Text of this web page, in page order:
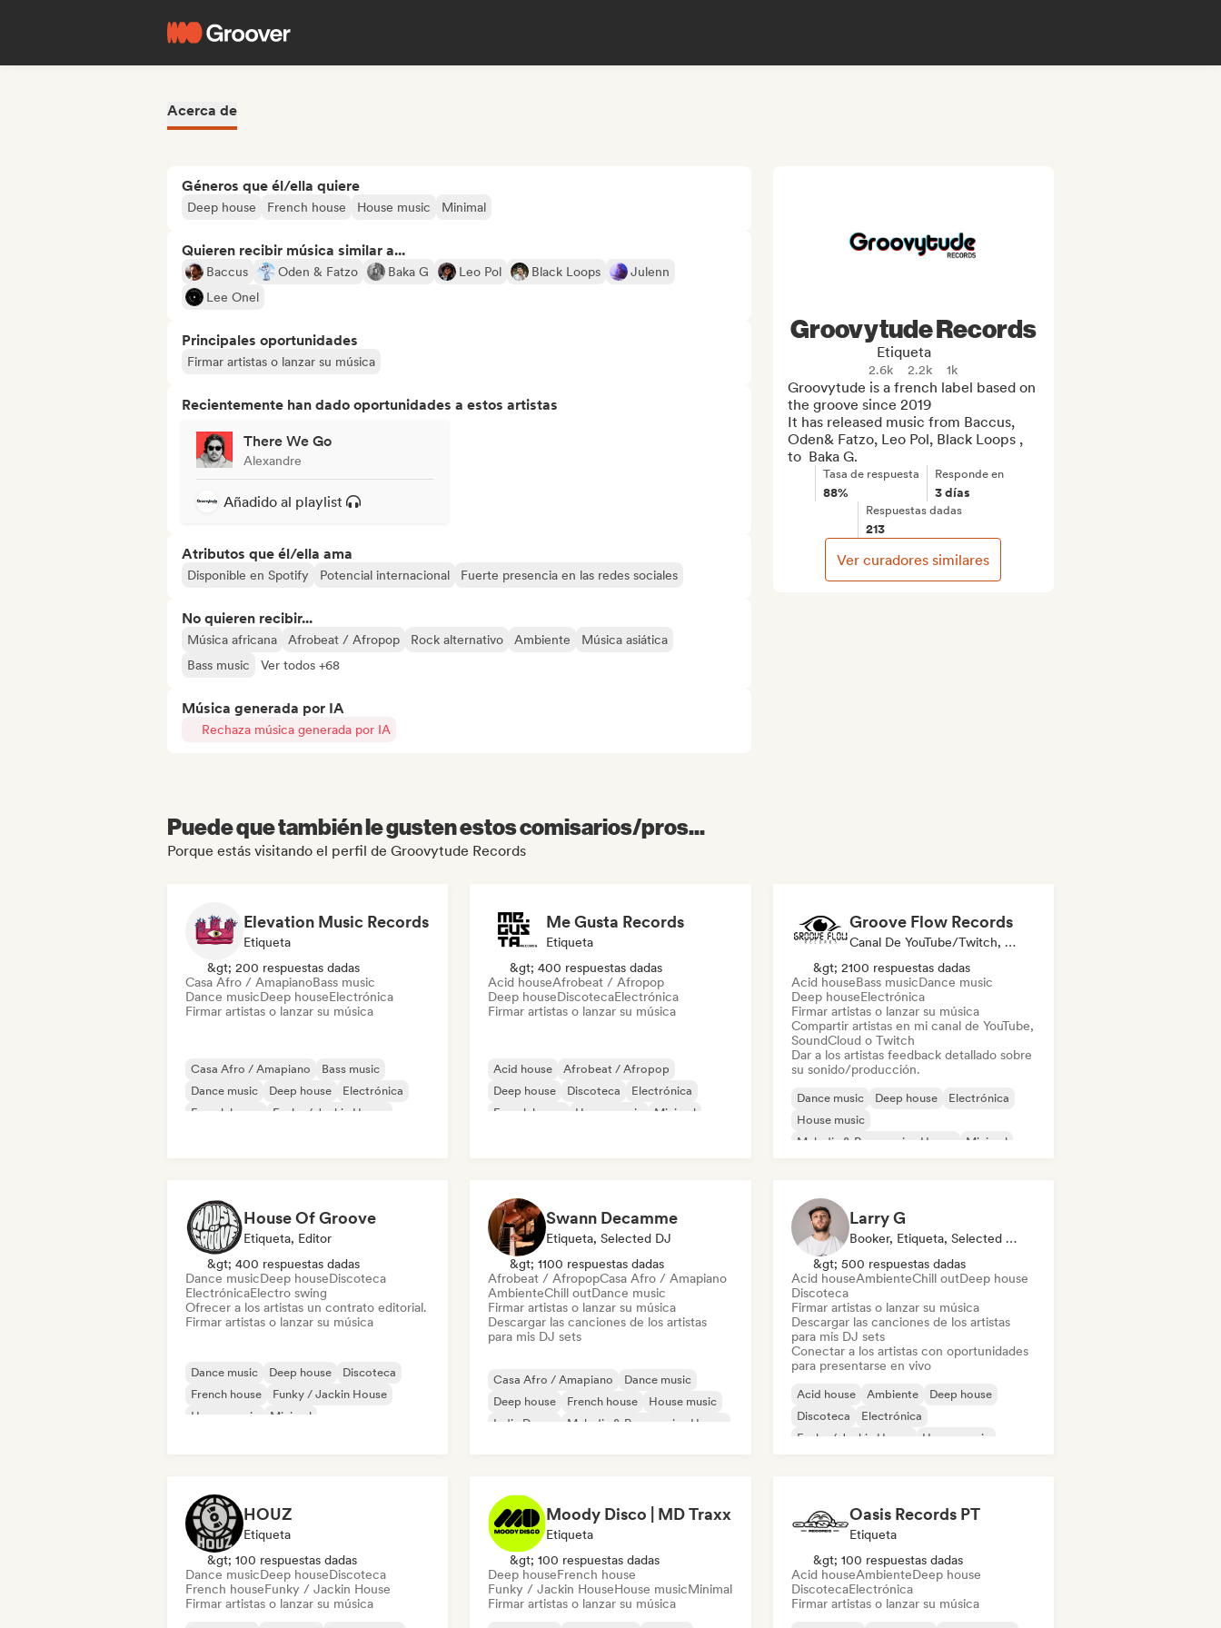
Acerca de
Géneros que él/ella quiere
Deep house French house House music Minimal
Quieren recibir música similar a...
Baccus Oden & Fatzo Baka G Leo Pol Black Loops
Julenn
Lee Onel
Principales oportunidades
Firmar artistas o lanzar su música
Recientemente han dado oportunidades a estos artistas
There We Go
Alexandre
Añadido al playlist
Atributos que él/ella ama
Disponible en Spotify Potencial internacional Fuerte presencia en las redes sociales
No quieren recibir...
Música africana Afrobeat / Afropop Rock alternativo Ambiente
Música asiática
Bass music
Ver todos +68
Música generada por IA
Rechaza música generada por IA
Groovytude Records
Etiqueta
2.6k 2.2k 1k
Groovytude is a french label based on
the groove since 2019
It has released music from Baccus,
Oden& Fatzo, Leo Pol, Black Loops ,
to  Baka G.
Tasa de respuesta
88%
Responde en
3 días
Respuestas dadas
213
Ver curadores similares
Puede que también le gusten estos comisarios/pros...
Porque estás visitando el perfil de Groovytude Records
Elevation Music Records
Etiqueta
&gt; 200 respuestas dadas
Casa Afro / AmapianoBass music
Dance musicDeep houseElectrónica
Firmar artistas o lanzar su música
Casa Afro / Amapiano
Bass music
Dance music
Deep house
Electrónica
French house
Funky / Jackin House
Me Gusta Records
Etiqueta
&gt; 400 respuestas dadas
Acid houseAfrobeat / Afropop
Deep houseDiscotecaElectrónica
Firmar artistas o lanzar su música
Acid house
Afrobeat / Afropop
Deep house
Discoteca
Electrónica
French house
House music Minimal
Groove Flow Records
Canal De YouTube/Twitch, Etiqueta, Experto En Sonido
&gt; 2100 respuestas dadas
Acid houseBass musicDance music
Deep houseElectrónica
Firmar artistas o lanzar su música
Compartir artistas en mi canal de YouTube,
SoundCloud o Twitch
Dar a los artistas feedback detallado sobre
su sonido/producción.
Dance music Deep house
Electrónica
House music
Melodic & Progressive House
Minimal
House Of Groove
Etiqueta, Editor
&gt; 400 respuestas dadas
Dance musicDeep houseDiscoteca
ElectrónicaElectro swing
Ofrecer a los artistas un contrato editorial.
Firmar artistas o lanzar su música
Dance music Deep house
Discoteca
French house
Funky / Jackin House
House music
Minimal
Swann Decamme
Etiqueta, Selected DJ
&gt; 1100 respuestas dadas
Afrobeat / AfropopCasa Afro / Amapiano
AmbienteChill outDance music
Firmar artistas o lanzar su música
Descargar las canciones de los artistas
para mis DJ sets
Casa Afro / Amapiano
Dance music
Deep house
French house
House music
Indie Dance
Melodic & Progressive House
Larry G
Booker, Etiqueta, Selected DJ
&gt; 500 respuestas dadas
Acid houseAmbienteChill outDeep house
Discoteca
Firmar artistas o lanzar su música
Descargar las canciones de los artistas
para mis DJ sets
Conectar a los artistas con oportunidades
para presentarse en vivo
Acid house Ambiente
Deep house
Discoteca
Electrónica
Funky / Jackin House
House music
HOUZ
Etiqueta
&gt; 100 respuestas dadas
Dance musicDeep houseDiscoteca
French houseFunky / Jackin House
Firmar artistas o lanzar su música
Moody Disco | MD Traxx
Etiqueta
&gt; 100 respuestas dadas
Deep houseFrench house
Funky / Jackin HouseHouse musicMinimal
Firmar artistas o lanzar su música
Oasis Records PT
Etiqueta
&gt; 100 respuestas dadas
Acid houseAmbienteDeep house
DiscotecaElectrónica
Firmar artistas o lanzar su música